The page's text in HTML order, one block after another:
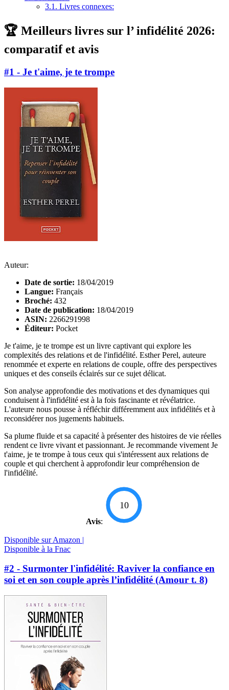
3.1. Livres connexes:
🏆 Meilleurs livres sur l’ infidélité 2026:
comparatif et avis
#1 - Je t'aime, je te trompe
Auteur:
Date de sortie: 18/04/2019
Langue: Français
Broché: 432
Date de publication: 18/04/2019
ASIN: 2266291998
Éditeur: Pocket
Je t'aime, je te trompe est un livre captivant qui explore les
complexités des relations et de l'infidélité. Esther Perel, auteure
renommée et experte en relations de couple, offre des perspectives
uniques et des conseils éclairés sur ce sujet délicat.
Son analyse approfondie des motivations et des dynamiques qui
conduisent à l'infidélité est à la fois fascinante et révélatrice.
L'auteure nous pousse à réfléchir différemment aux infidélités et à
reconsidérer nos jugements habituels.
Sa plume fluide et sa capacité à présenter des histoires de vie réelles
rendent ce livre vivant et passionnant. Je recommande vivement Je
t'aime, je te trompe à tous ceux qui s'intéressent aux relations de
couple et qui cherchent à approfondir leur compréhension de
l'infidélité.
Avis:
10
Disponible sur Amazon |
Disponible à la Fnac
#2 - Surmonter l'infidélité: Raviver la confiance en
soi et en son couple après l’infidélité (Amour t. 8)